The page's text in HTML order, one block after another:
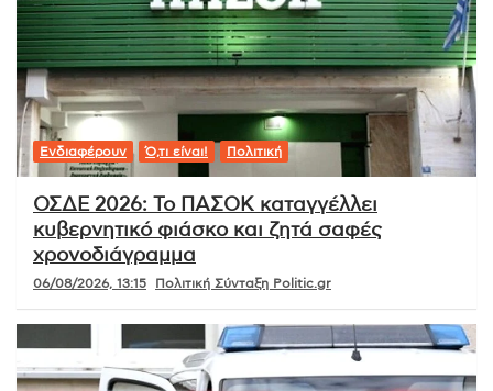
Ενδιαφέρουν Ό,τι είναι! Πολιτική
ΟΣΔΕ 2026: Το ΠΑΣΟΚ καταγγέλλει
κυβερνητικό φιάσκο και ζητά σαφές
χρονοδιάγραμμα
06/08/2026, 13:15 Πολιτική Σύνταξη Politic.gr